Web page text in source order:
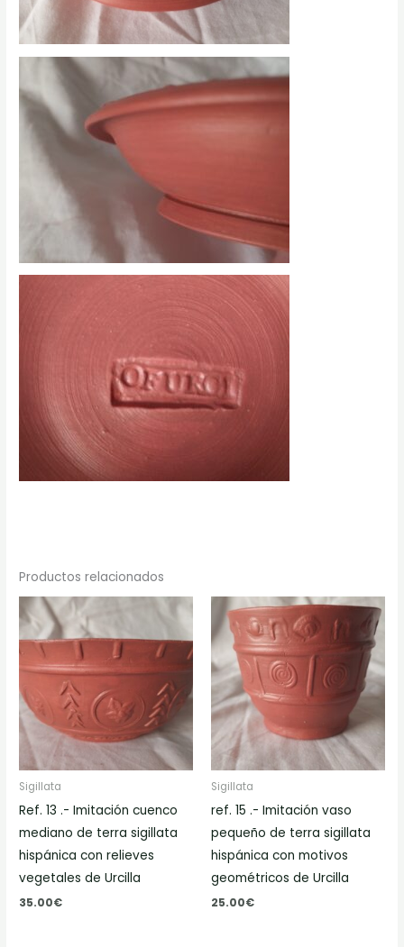
Productos relacionados
Sigillata
Ref. 13 .- Imitación cuenco
mediano de terra sigillata
hispánica con relieves
vegetales de Urcilla
35.00€
Sigillata
ref. 15 .- Imitación vaso
pequeño de terra sigillata
hispánica con motivos
geométricos de Urcilla
25.00€